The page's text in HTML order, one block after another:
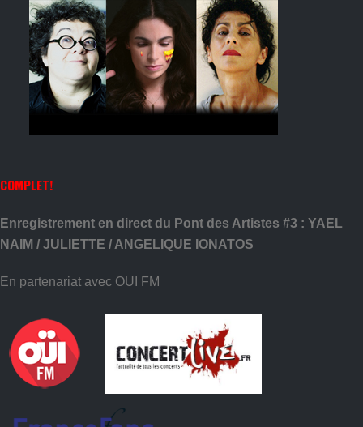
COMPLET!
Enregistrement en direct du Pont des Artistes #3 : YAEL
NAIM / JULIETTE / ANGELIQUE IONATOS
En partenariat avec OUI FM